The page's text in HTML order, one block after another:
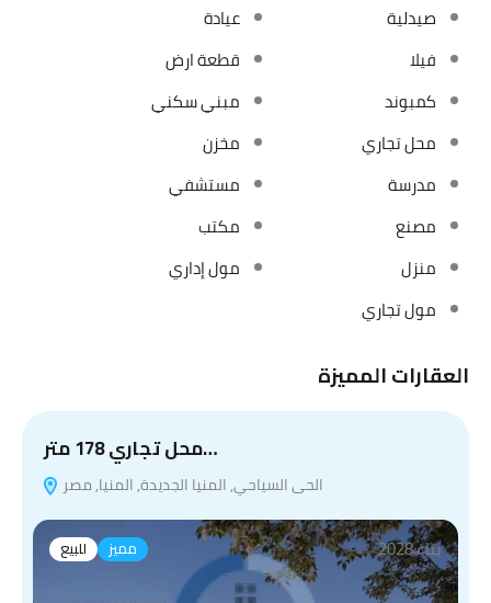
صيدلية
عيادة
فيلا
قطعة ارض
كمبوند
مبني سكني
محل تجاري
مخزن
مدرسة
مستشفي
مصنع
مكتب
منزل
مول إداري
مول تجاري
العقارات المميزة
محل تجاري 178 متر…
الحى السياحي, المنيا الجديدة, المنيا, مصر
للبيع مميز بناء 2028